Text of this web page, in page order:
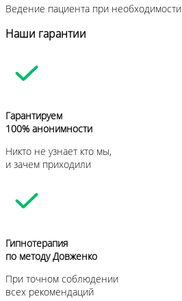
Ведение пациента при необходимости
Наши гарантии
Гарантируем
100% анонимности
Никто не узнает кто мы,
и зачем приходили
Гипнотерапия
по методу Довженко
При точном соблюдении
всех рекомендаций